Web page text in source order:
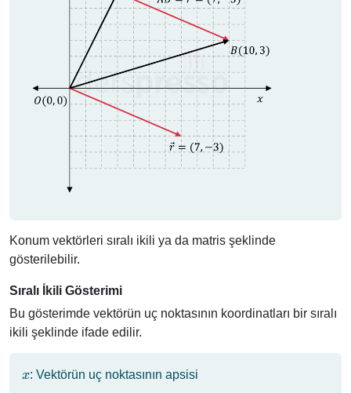
Konum vektörleri sıralı ikili ya da matris şeklinde
gösterilebilir.
Sıralı İkili Gösterimi
Bu gösterimde vektörün uç noktasının koordinatları bir sıralı
ikili şeklinde ifade edilir.
x
x: Vektörün uç noktasının apsisi